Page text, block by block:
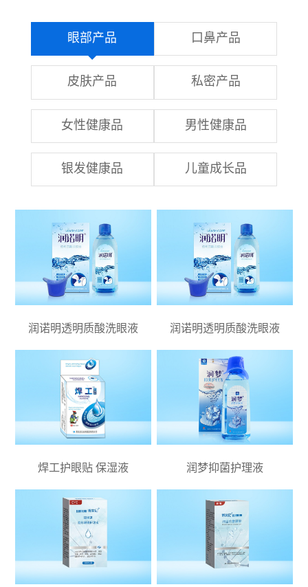
眼部产品 口鼻产品
皮肤产品 私密产品
女性健康品 男性健康品
银发健康品 儿童成长品
润诺明透明质酸洗眼液 润诺明透明质酸洗眼液
焊工护眼贴 保湿液 润梦抑菌护理液